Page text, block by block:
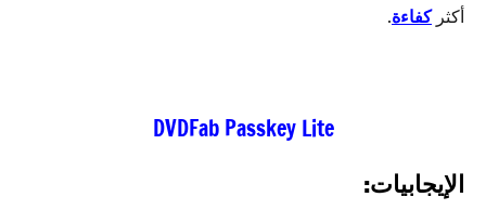
أكثركفاءة.
DVDFab Passkey Lite
الإيجابيات: